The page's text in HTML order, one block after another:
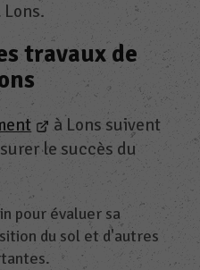
travaux de
à Lons suivent
le succès du
pour évaluer sa
du sol et d'autres